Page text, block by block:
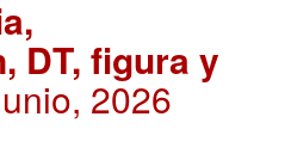
DT, figura y
2026